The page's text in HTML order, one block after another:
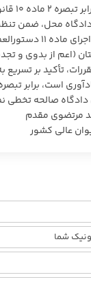
دادگاه محل، ضمن
ثالثاً: در
(اعم از بدوی و
تأکید بر تسریع
صالحه تخطی
مرتضوی مقدم
عالی کشور